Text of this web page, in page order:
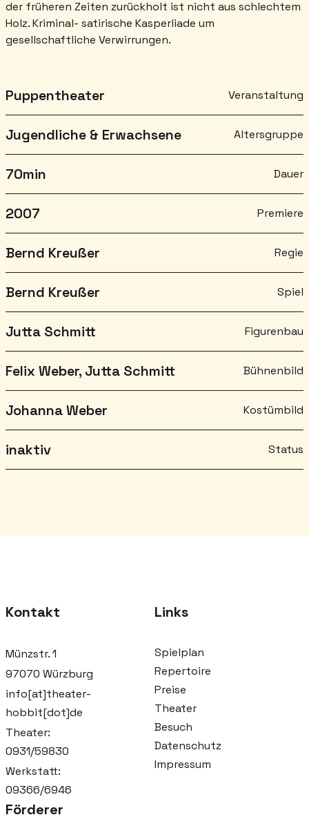
der früheren Zeiten zurückholt ist nicht aus schlechtem
Holz. Kriminal- satirische Kasperliade um
gesellschaftliche Verwirrungen.
Puppentheater Veranstaltung
Jugendliche & Erwachsene Altersgruppe
70min Dauer
2007 Premiere
Bernd Kreußer Regie
Bernd Kreußer Spiel
Jutta Schmitt Figurenbau
Felix Weber, Jutta Schmitt Bühnenbild
Johanna Weber Kostümbild
inaktiv Status
Kontakt
Münzstr. 1
97070 Würzburg
info[at]theater-
hobbit[dot]de
Theater:
0931/59830
Werkstatt:
09366/6946
Links
Spielplan
Repertoire
Preise
Theater
Besuch
Datenschutz
Impressum
Förderer